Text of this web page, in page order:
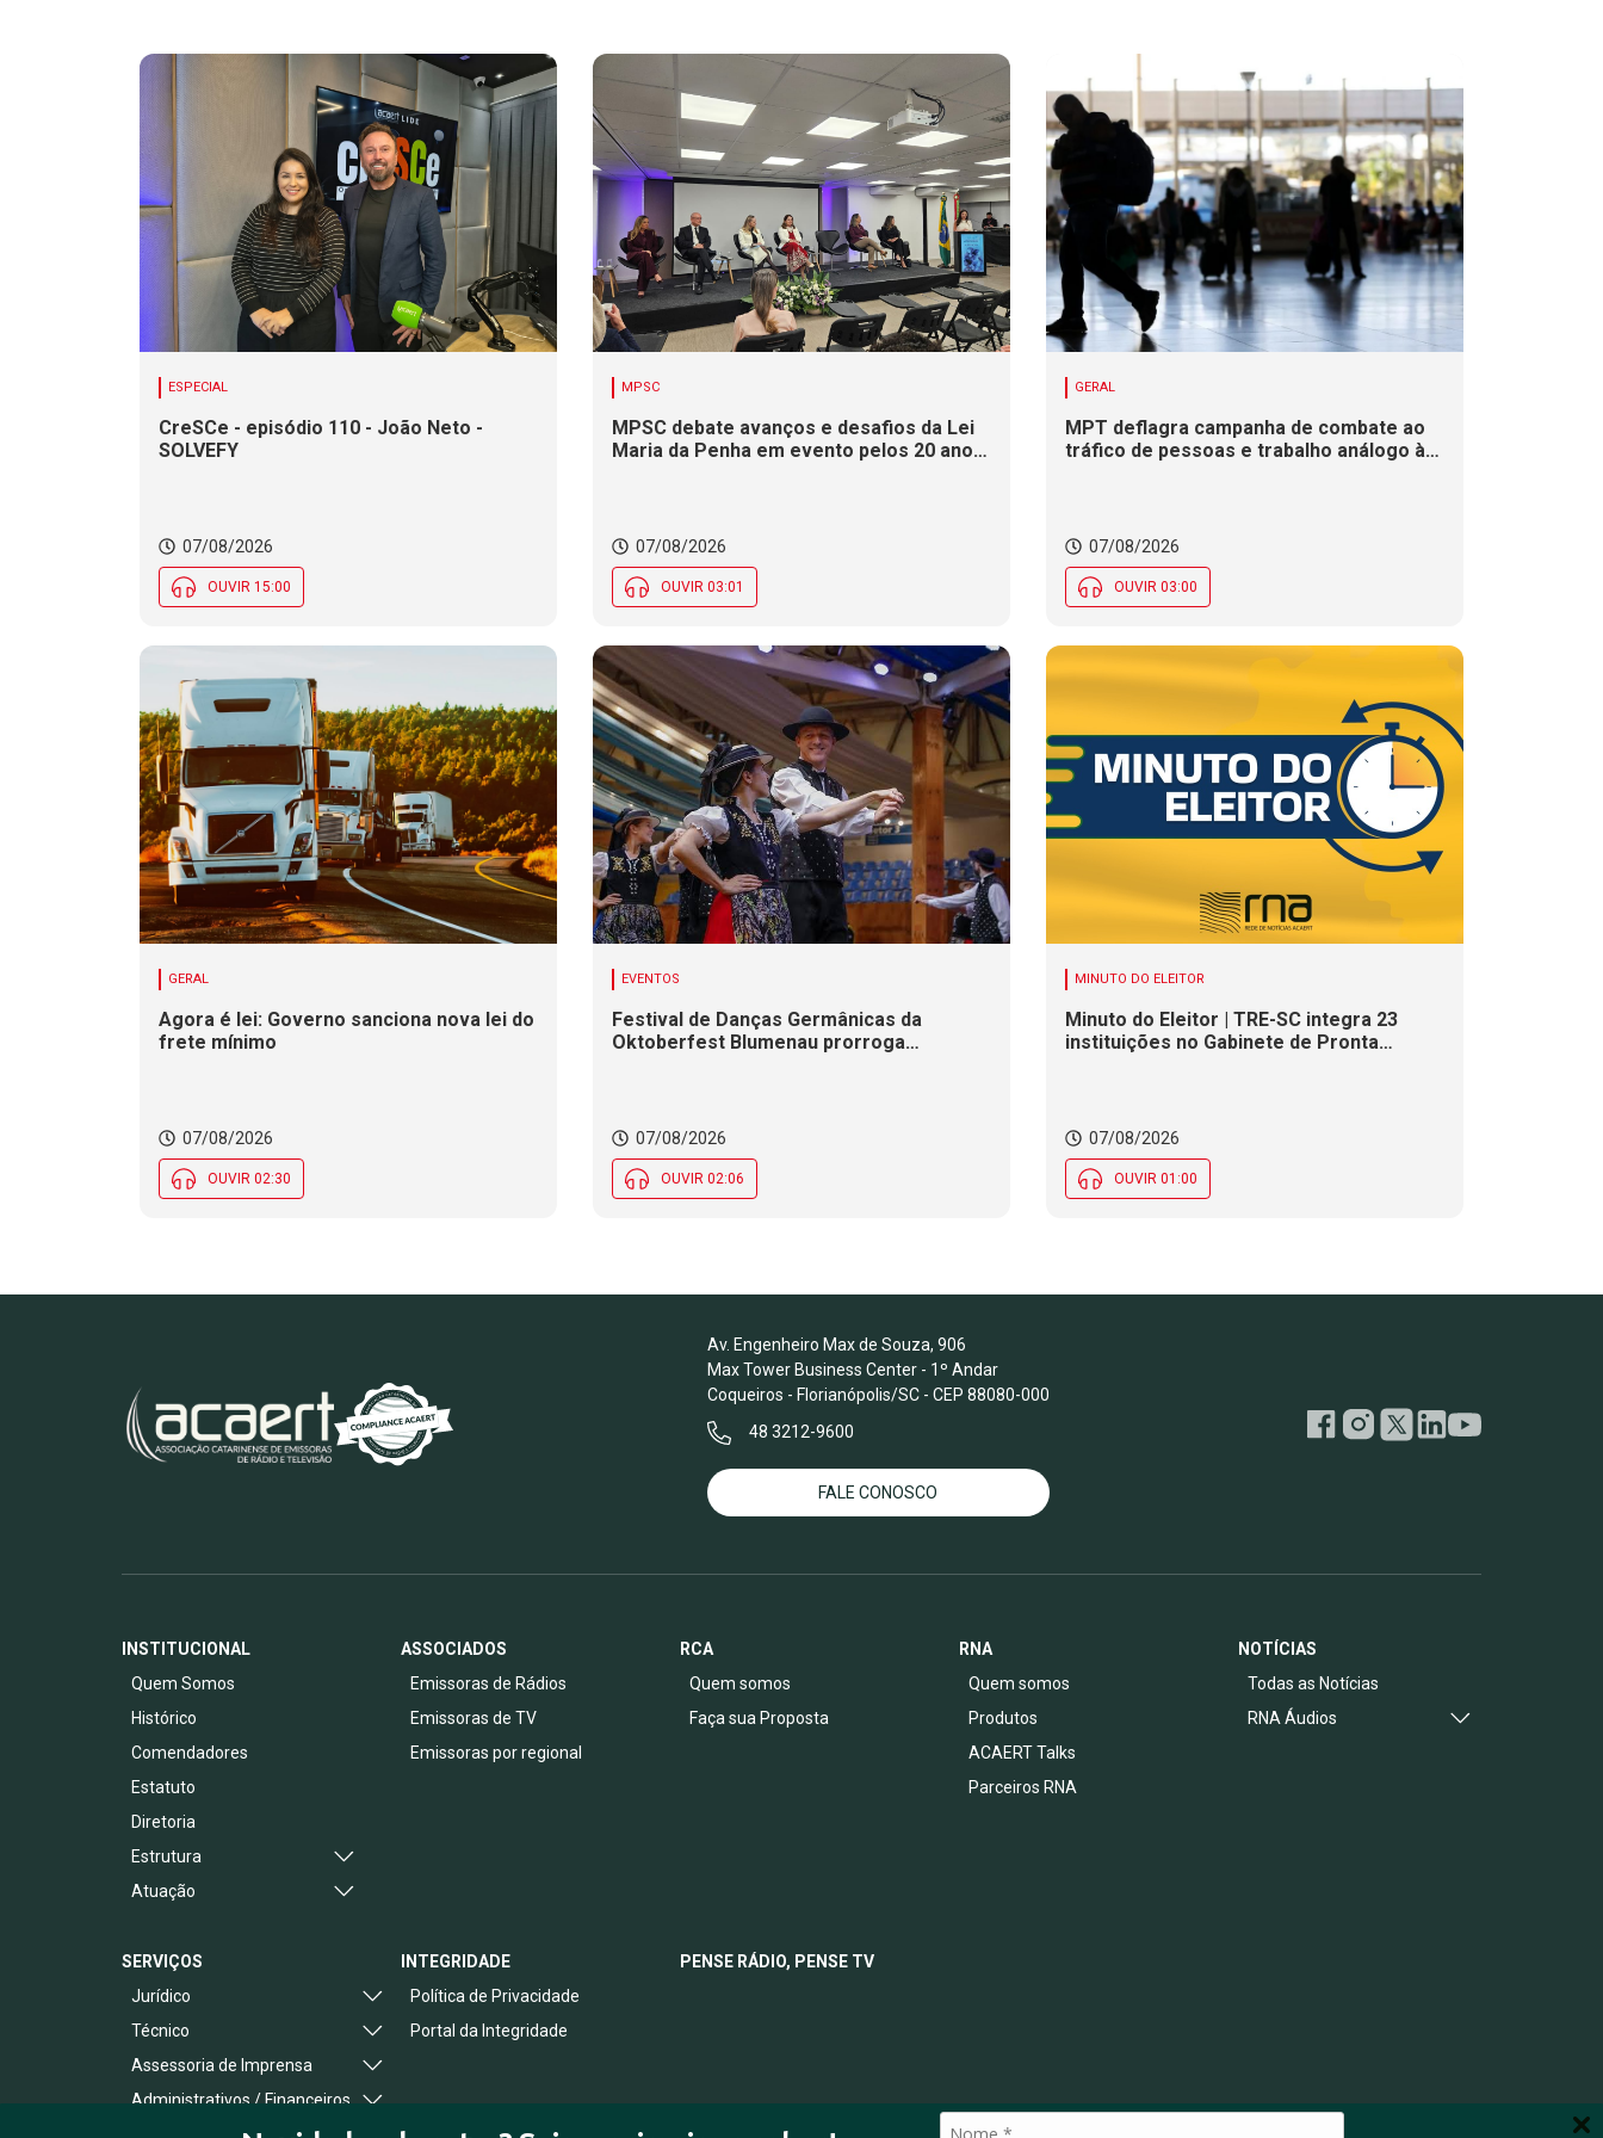
ESPECIAL
CreSCe - episódio 110 - João Neto -
SOLVEFY
07/08/2026
OUVIR 15:00
MPSC
MPSC debate avanços e desafios da Lei
Maria da Penha em evento pelos 20 anos
07/08/2026
OUVIR 03:01
GERAL
MPT deflagra campanha de combate ao
tráfico de pessoas e trabalho análogo à
07/08/2026
OUVIR 03:00
GERAL
Agora é lei: Governo sanciona nova lei do
frete mínimo
07/08/2026
OUVIR 02:30
EVENTOS
Festival de Danças Germânicas da
Oktoberfest Blumenau prorroga
07/08/2026
OUVIR 02:06
MINUTO DO ELEITOR
Minuto do Eleitor | TRE-SC integra 23
instituições no Gabinete de Pronta
07/08/2026
OUVIR 01:00
Av. Engenheiro Max de Souza, 906
Max Tower Business Center - 1º Andar
Coqueiros - Florianópolis/SC - CEP 88080-000
48 3212-9600
FALE CONOSCO
INSTITUCIONAL
Quem Somos
Histórico
Comendadores
Estatuto
Diretoria
Estrutura
Atuação
ASSOCIADOS
Emissoras de Rádios
Emissoras de TV
Emissoras por regional
RCA
Quem somos
Faça sua Proposta
RNA
Quem somos
Produtos
ACAERT Talks
Parceiros RNA
NOTÍCIAS
Todas as Notícias
RNA Áudios
SERVIÇOS
Jurídico
Técnico
Assessoria de Imprensa
Administrativos / Financeiros
INTEGRIDADE
Política de Privacidade
Portal da Integridade
PENSE RÁDIO, PENSE TV